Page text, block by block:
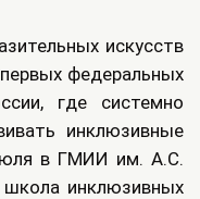
искусств
федеральных
где системно
инклюзивные
в ГМИИ им. А.С.
инклюзивных